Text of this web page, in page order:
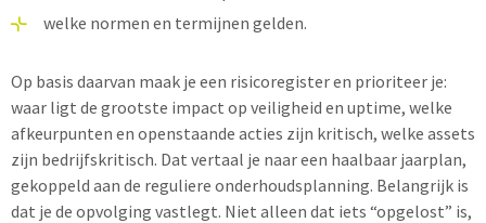
welke normen en termijnen gelden.
Op basis daarvan maak je een risicoregister en prioriteer je:
waar ligt de grootste impact op veiligheid en uptime, welke
afkeurpunten en openstaande acties zijn kritisch, welke assets
zijn bedrijfskritisch. Dat vertaal je naar een haalbaar jaarplan,
gekoppeld aan de reguliere onderhoudsplanning. Belangrijk is
dat je de opvolging vastlegt. Niet alleen dat iets “opgelost” is,